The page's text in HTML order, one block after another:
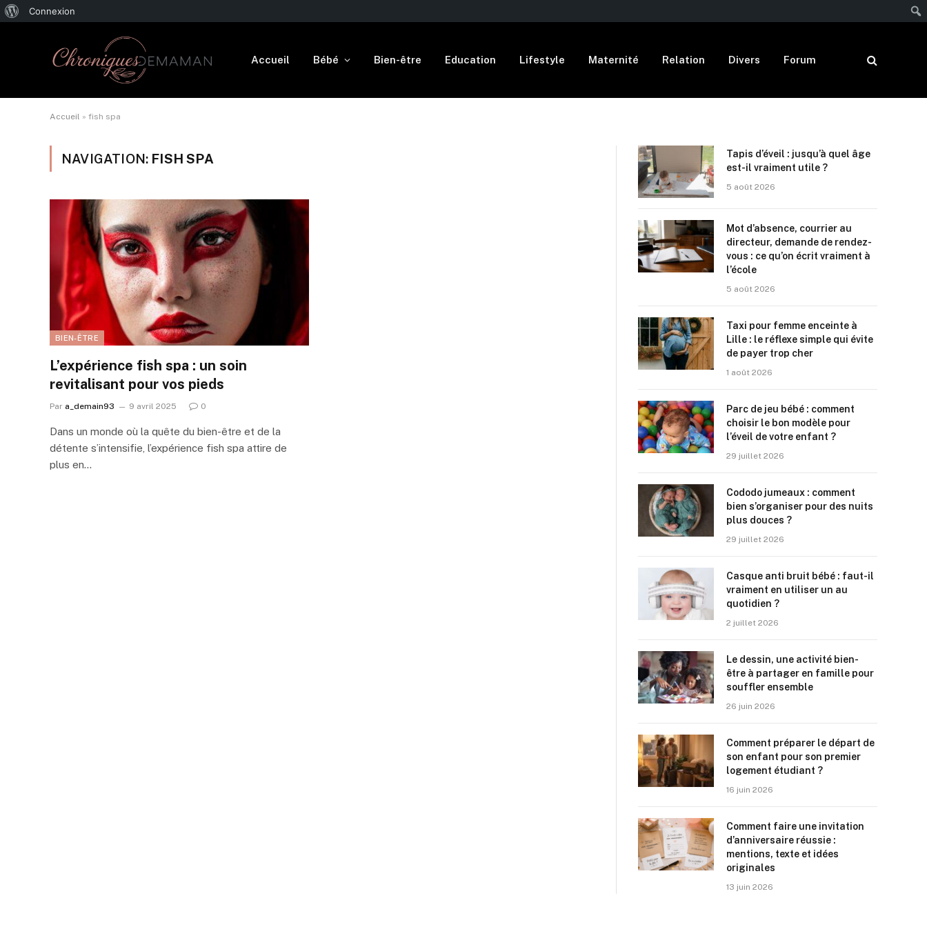
Connexion
Accueil Bébé Bien-être Education Lifestyle Maternité Relation Divers Forum
Accueil » fish spa
NAVIGATION: FISH SPA
BIEN-ÊTRE
L’expérience fish spa : un soin
revitalisant pour vos pieds
Par a_demain93 9 avril 2025 0
Dans un monde où la quête du bien-être et de la
détente s’intensifie, l’expérience fish spa attire de
plus en…
Tapis d’éveil : jusqu’à quel âge
est-il vraiment utile ?
5 août 2026
Mot d’absence, courrier au
directeur, demande de rendez-
vous : ce qu’on écrit vraiment à
l’école
5 août 2026
Taxi pour femme enceinte à
Lille : le réflexe simple qui évite
de payer trop cher
1 août 2026
Parc de jeu bébé : comment
choisir le bon modèle pour
l’éveil de votre enfant ?
29 juillet 2026
Cododo jumeaux : comment
bien s’organiser pour des nuits
plus douces ?
29 juillet 2026
Casque anti bruit bébé : faut-il
vraiment en utiliser un au
quotidien ?
2 juillet 2026
Le dessin, une activité bien-
être à partager en famille pour
souffler ensemble
26 juin 2026
Comment préparer le départ de
son enfant pour son premier
logement étudiant ?
16 juin 2026
Comment faire une invitation
d’anniversaire réussie :
mentions, texte et idées
originales
13 juin 2026